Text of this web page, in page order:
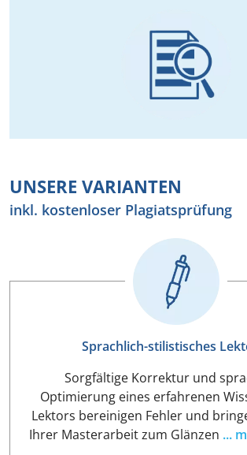
UNSERE VARIANTEN
inkl. kostenloser Plagiatsprüfung
Sprachlich-stilistisches
Sorgfältige Korrektur und
Optimierung eines erfahrenen
Lektors bereinigen Fehler und
Ihrer Masterarbeit zum Glänzen ...